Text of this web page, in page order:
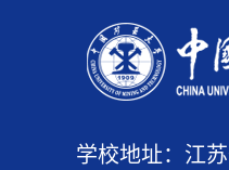
学校地址：江